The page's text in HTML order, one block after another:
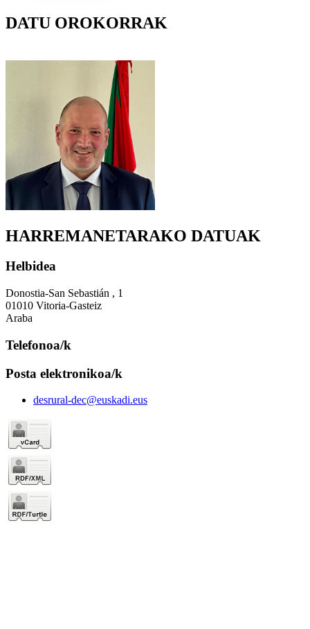
DATU OROKORRAK
HARREMANETARAKO DATUAK
Helbidea
Donostia-San Sebastián , 1
01010 Vitoria-Gasteiz
Araba
Telefonoa/k
Posta elektronikoa/k
desrural-dec@euskadi.eus